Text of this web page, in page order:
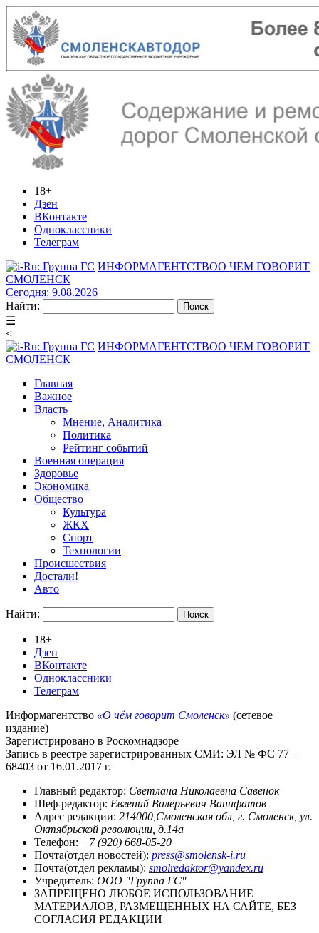
18+
Дзен
ВКонтакте
Одноклассники
Телеграм
ИНФОРМАГЕНТСТВОО ЧЕМ ГОВОРИТ
СМОЛЕНСК
Сегодня: 9.08.2026
Найти:
☰
<
ИНФОРМАГЕНТСТВОО ЧЕМ ГОВОРИТ
СМОЛЕНСК
Главная
Важное
Власть
Мнение, Аналитика
Политика
Рейтинг событий
Военная операция
Здоровье
Экономика
Общество
Культура
ЖКХ
Спорт
Технологии
Происшествия
Достали!
Авто
Найти:
18+
Дзен
ВКонтакте
Одноклассники
Телеграм
Информагентство «О чём говорит Смоленск» (сетевое
издание)
Зарегистрировано в Роскомнадзоре
Запись в реестре зарегистрированных СМИ: ЭЛ № ФС 77 –
68403 от 16.01.2017 г.
Главный редактор: Светлана Николаевна Савенок
Шеф-редактор: Евгений Валерьевич Ванифатов
Адрес редакции: 214000,Смоленская обл, г. Смоленск, ул.
Октябрьской революции, д.14а
Телефон: +7 (920) 668-05-20
Почта(отдел новостей): press@smolensk-i.ru
Почта(отдел рекламы): smolredaktor@yandex.ru
Учредитель: ООО "Группа ГС"
ЗАПРЕЩЕНО ЛЮБОЕ ИСПОЛЬЗОВАНИЕ
МАТЕРИАЛОВ, РАЗМЕЩЕННЫХ НА САЙТЕ, БЕЗ
СОГЛАСИЯ РЕДАКЦИИ